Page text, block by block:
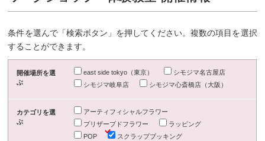
条件を選んで「検索ボタン」を押してください。複数の項目を選択
することができます。
開催場所を選
ぶ
east side tokyo（東京）
シモジマ名古屋店
シモジマ岐阜店
シモジマ心斎橋店（大阪）
カテゴリを選
ぶ
アーティフィシャルフラワー
プリザーブドフラワー
ラッピング
POP
スクラップブッキング